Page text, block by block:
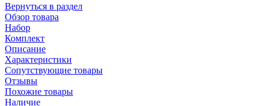
Вернуться в раздел
Обзор товара
Набор
Комплект
Описание
Характеристики
Сопутствующие товары
Отзывы
Похожие товары
Наличие